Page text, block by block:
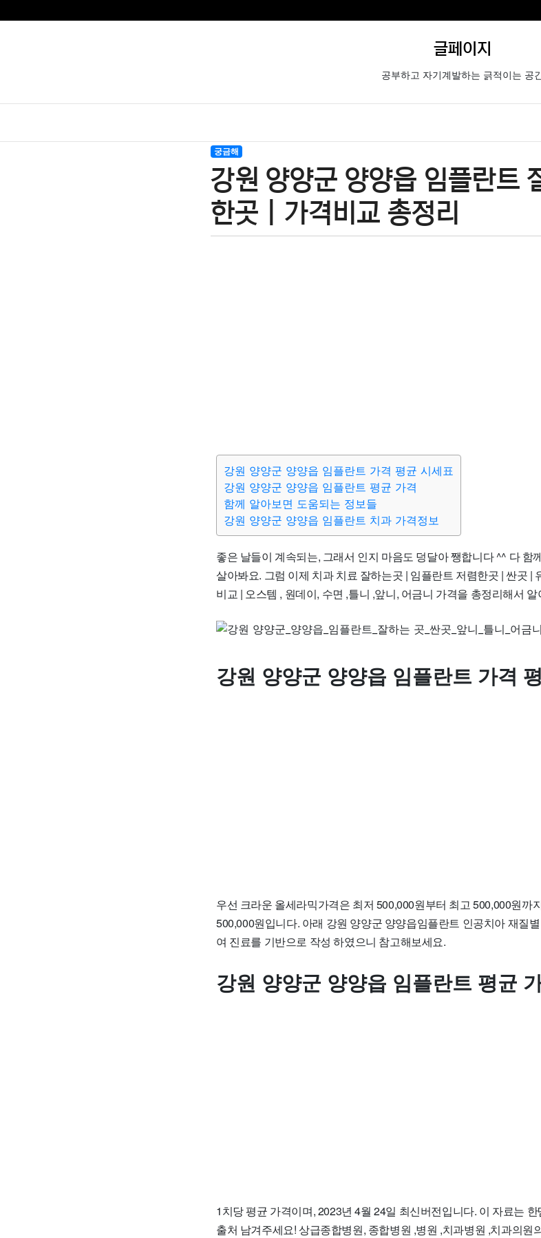
글페이지
공부하고 자기계발하는 긁적이는 공
궁금해
강원 양양군 양양읍 임플란트
한곳 | 가격비교 총정리
강원 양양군 양양읍 임플란트 가격 평균 시세표
강원 양양군 양양읍 임플란트 평균 가격
함께 알아보면 도움되는 정보들
강원 양양군 양양읍 임플란트 치과 가격정보
좋은 날들이 계속되는, 그래서 인지 마음도 덩달아 쨍합니다 ^^ 다 함
살아봐요. 그럼 이제 치과 치료 잘하는곳 | 임플란트 저렴한곳 | 싼곳 |
비교 | 오스템 , 원데이, 수면 ,틀니 ,앞니, 어금니 가격을 총정리해서
강원 양양군 양양읍 임플란트 가격
우선 크라운 올세라믹가격은 최저 500,000원부터 최고 500,000원까
500,000원입니다. 아래 강원 양양군 양양읍임플란트 인공치아 재질
여 진료를 기반으로 작성 하였으니 참고해보세요.
강원 양양군 양양읍 임플란트 평균
1치당 평균 가격이며, 2023년 4월 24일 최신버전입니다. 이 자료는
출처 남겨주세요! 상급종합병원, 종합병원 ,병원 ,치과병원 ,치과의원